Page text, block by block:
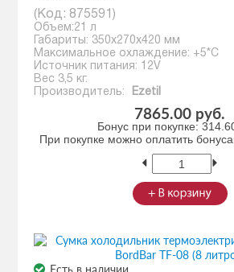
(Код: 875591 )
Объем:21 л
Габариты: 350x270x420 мм
Максимальное охлаждение: +5*С
Источник питания: 12V
Вес 3,5 кг.
Производитель:
Ezetil
7865.00 руб.
Бонус при покупке:
При покупке можно оплатить
Есть в наличии